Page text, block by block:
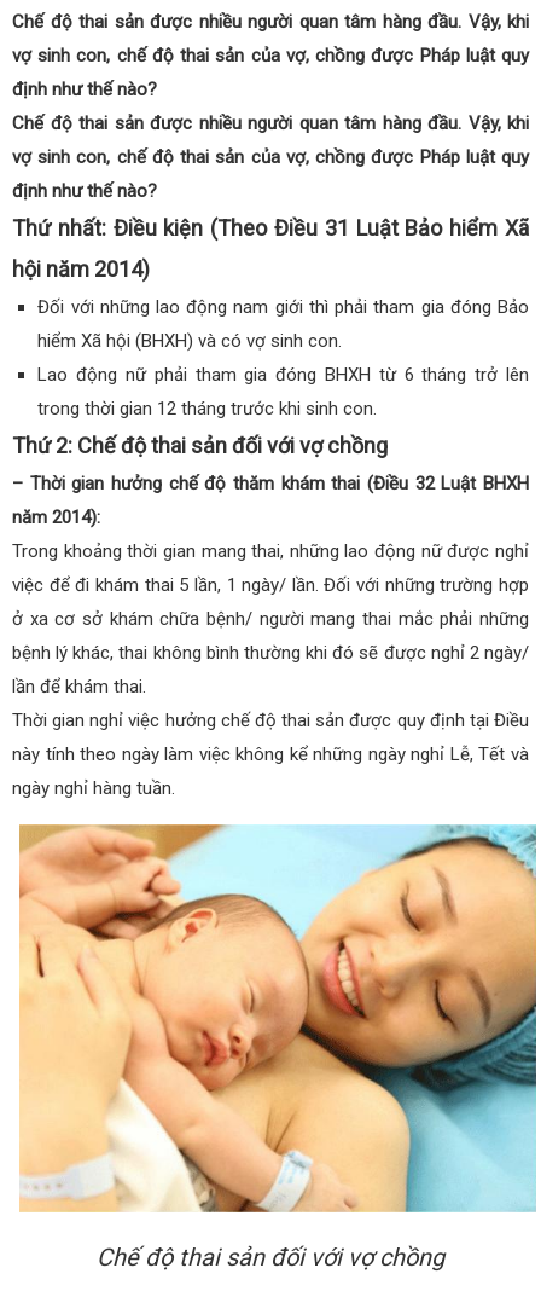
Chế độ thai sản được nhiều người quan tâm hàng đầu. Vậy, khi
vợ sinh con, chế độ thai sản của vợ, chồng được Pháp luật quy
định như thế nào?
Chế độ thai sản được nhiều người quan tâm hàng đầu. Vậy, khi
vợ sinh con, chế độ thai sản của vợ, chồng được Pháp luật quy
định như thế nào?
Thứ nhất: Điều kiện (Theo Điều 31 Luật Bảo hiểm Xã
hội năm 2014)
Đối với những lao động nam giới thì phải tham gia đóng Bảo
hiểm Xã hội (BHXH) và có vợ sinh con.
Lao động nữ phải tham gia đóng BHXH từ 6 tháng trở lên
trong thời gian 12 tháng trước khi sinh con.
Thứ 2: Chế độ thai sản đối với vợ chồng
– Thời gian hưởng chế độ thăm khám thai (Điều 32 Luật BHXH
năm 2014):
Trong khoảng thời gian mang thai, những lao động nữ được nghỉ
việc để đi khám thai 5 lần, 1 ngày/ lần. Đối với những trường hợp
ở xa cơ sở khám chữa bệnh/ người mang thai mắc phải những
bệnh lý khác, thai không bình thường khi đó sẽ được nghỉ 2 ngày/
lần để khám thai.
Thời gian nghỉ việc hưởng chế độ thai sản được quy định tại Điều
này tính theo ngày làm việc không kể những ngày nghỉ Lễ, Tết và
ngày nghỉ hàng tuần.
Chế độ thai sản đối với vợ chồng